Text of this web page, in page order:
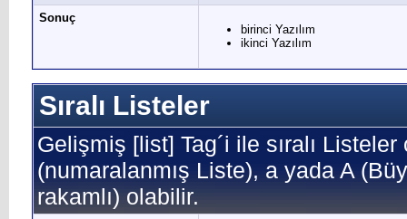
Sonuç
birinci Yazılım
ikinci Yazılım
Sıralı Listeler
Gelişmiş [list] Tag´i ile sıralı
(numaralanmış Liste), a yada A
rakamlı) olabilir.